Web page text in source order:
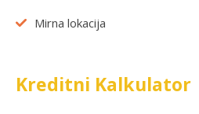
Mirna lokacija
Kreditni Kalkulator